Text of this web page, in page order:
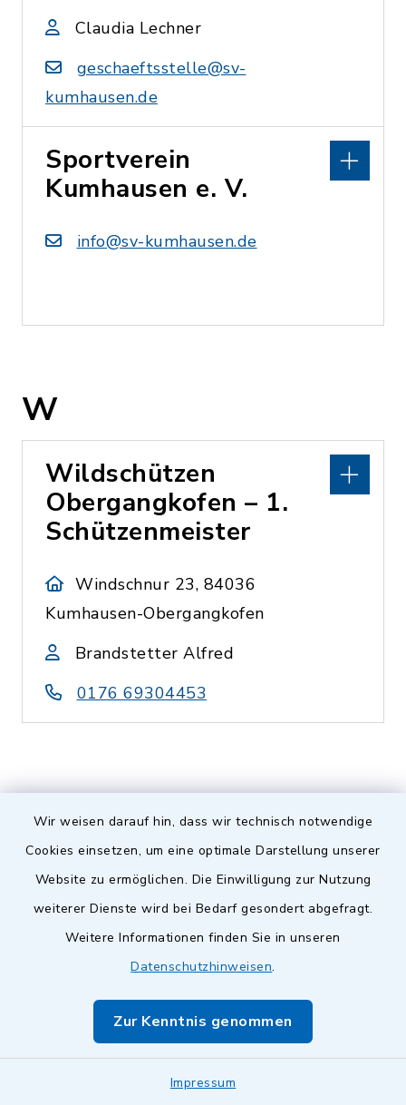
Wir weisen darauf hin, dass wir technisch notwendige
Cookies einsetzen, um eine optimale Darstellung unserer
Website zu ermöglichen. Die Einwilligung zur Nutzung
weiterer Dienste wird bei Bedarf gesondert abgefragt.
Weitere Informationen finden Sie in unseren
Datenschutzhinweisen.
Zur Kenntnis genommen
Impressum
Claudia Lechner
geschaeftsstelle@sv-
kumhausen.de
Sportverein
Kumhausen e. V.
info@sv-kumhausen.de
W
Wildschützen
Obergangkofen – 1.
Schützenmeister
Windschnur 23, 84036
Kumhausen-Obergangkofen
Brandstetter Alfred
0176 69304453
Gemeinde
Kumhausen